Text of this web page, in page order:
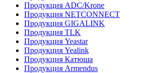
Продукция ADC/Krone
Продукция NETCONNECT
Продукция GIGALINK
Продукция TLK
Продукция Yeastar
Продукция Yealink
Продукция Катюша
Продукция Armendus